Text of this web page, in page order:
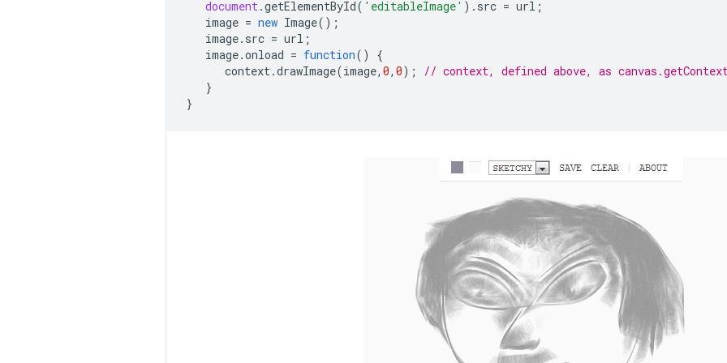
document.getElementById( 'editableImage' ). src = url ;
image = new Image();
image. src = url ;
image.onload = function()
{
context.drawImage(image, 0, 0);
// context, defined above, as
}
}